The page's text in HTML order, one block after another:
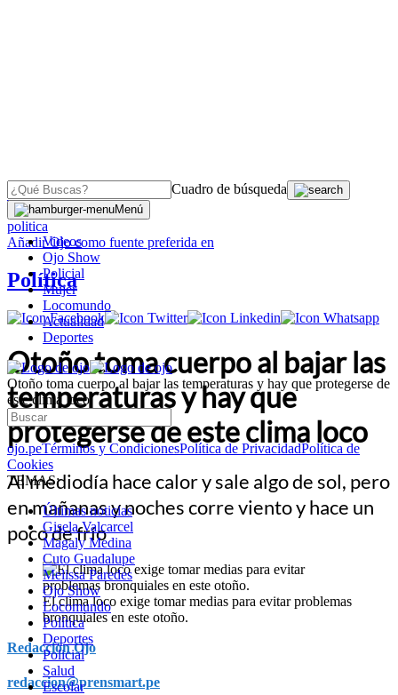
Cuadro de búsqueda
Menú
Videos
Ojo Show
Policial
Mujer
Locomundo
Actualidad
Deportes
Otoño toma cuerpo al bajar las temperaturas y hay que protegerse de
este clima loco
ojo.peTérminos y CondicionesPolítica de PrivacidadPolítica de
Cookies
TEMAS:
Últimas noticias
Gisela Valcarcel
Magaly Medina
Cuto Guadalupe
Melissa Paredes
Ojo Show
Locomundo
Política
Deportes
Policial
Salud
Escolar
OJO
politica
AñadirOjocomo fuente preferida en
Política
Otoño toma cuerpo al bajar las
temperaturas y hay que
protegerse de este clima loco
Al mediodía hace calor y sale algo de sol, pero
en mañanas y noches corre viento y hace un
poco de frío
El clima loco exige tomar medias para evitar problemas
bronquiales en este otoño.
Redacción Ojo
redaccion@prensmart.pe